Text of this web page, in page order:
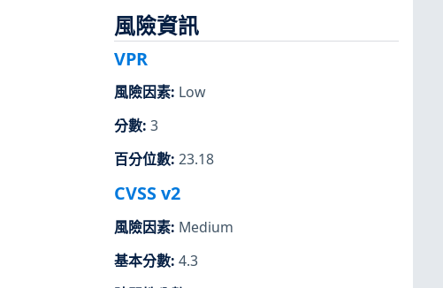
風險資訊
VPR
風險因素: Low
分數: 3
百分位數: 23.18
CVSS v2
風險因素: Medium
基本分數: 4.3